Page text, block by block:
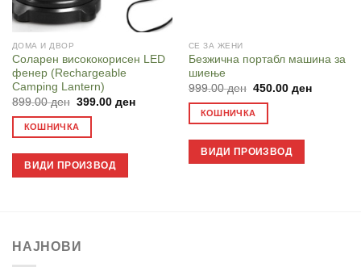
ДОМА И ДВОР
Соларен висококорисен LED
фенер (Rechargeable
Camping Lantern)
899.00ден Original
was:
899.00 ден.
399.00 денCurrent
КОШНИЧКА
ВИДИ ПРОИЗВОД
СЕ ЗА ЖЕНИ
Безжична портабл машина за
шиење
999.00ден Original
was:
999.00 ден.
450.00 денCurrent
КОШНИЧКА
ВИДИ ПРОИЗВОД
НАЈНОВИ